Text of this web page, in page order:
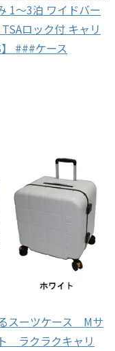
1〜3泊 ワイドバー
ロック付 キャリ
###ケース
スーツケース Mサ
ラクラクキャリ